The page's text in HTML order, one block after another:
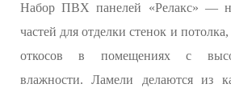
Набор ПВХ панелей «Релакс» —
частей для отделки стенок и
откосов в помещениях с
влажности. Ламели делаются из